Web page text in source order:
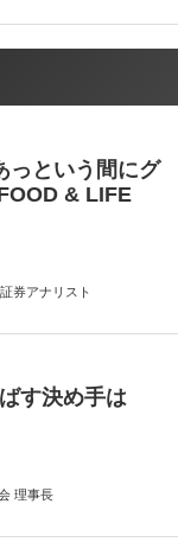
っという間にグ
& LIFE
券アナリスト
す決め手は
理事長